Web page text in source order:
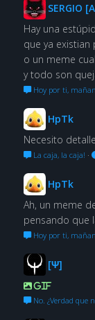
SERGIO
Hay una
que ya existian
o un meme
y todo son
Hoy por ti,
HpTk
Necesito
La caja, la caja! ·
HpTk
Ah, un meme
pensando que
Hoy por ti,
[Ψ]
GIF
No. ¿Verdad que